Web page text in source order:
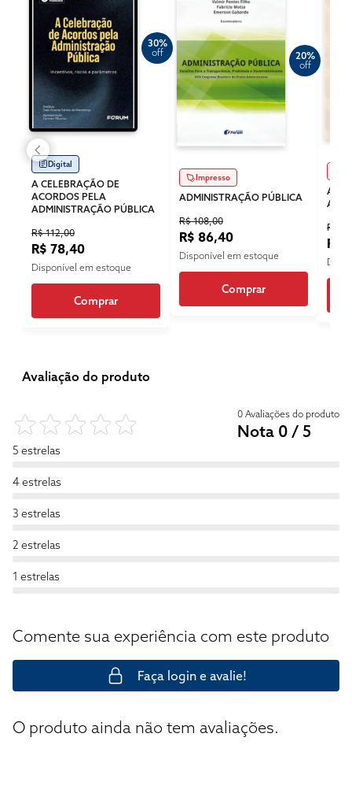
30%
off
Digital
A CELEBRAÇÃO DE
ACORDOS PELA
ADMINISTRAÇÃO PÚBLICA
R$ 112,00
R$ 78,40
Disponível em estoque
Comprar
20%
off
Impresso
ADMINISTRAÇÃO PÚBLICA
R$ 108,00
R$ 86,40
Disponível em estoque
Comprar
R$
R$
Avaliação do produto
0 Avaliações do produto
Nota 0 / 5
5 estrelas
4 estrelas
3 estrelas
2 estrelas
1 estrelas
Comente sua experiência com este produto
Faça login e avalie!
O produto ainda não tem avaliações.